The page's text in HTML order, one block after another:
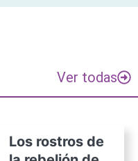
Ver todas
Los rostros de